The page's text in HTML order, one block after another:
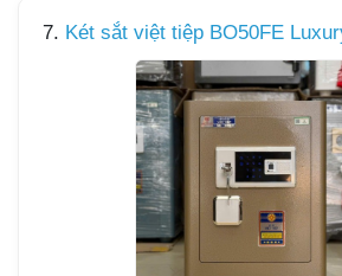
7. Két sắt việt tiệp BO50FE